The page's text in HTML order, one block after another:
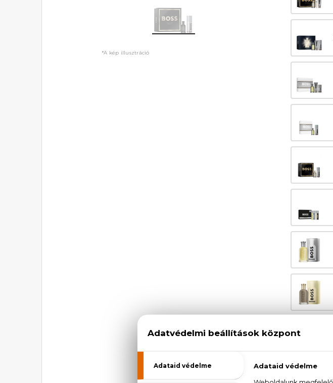
*A kép illusztráció